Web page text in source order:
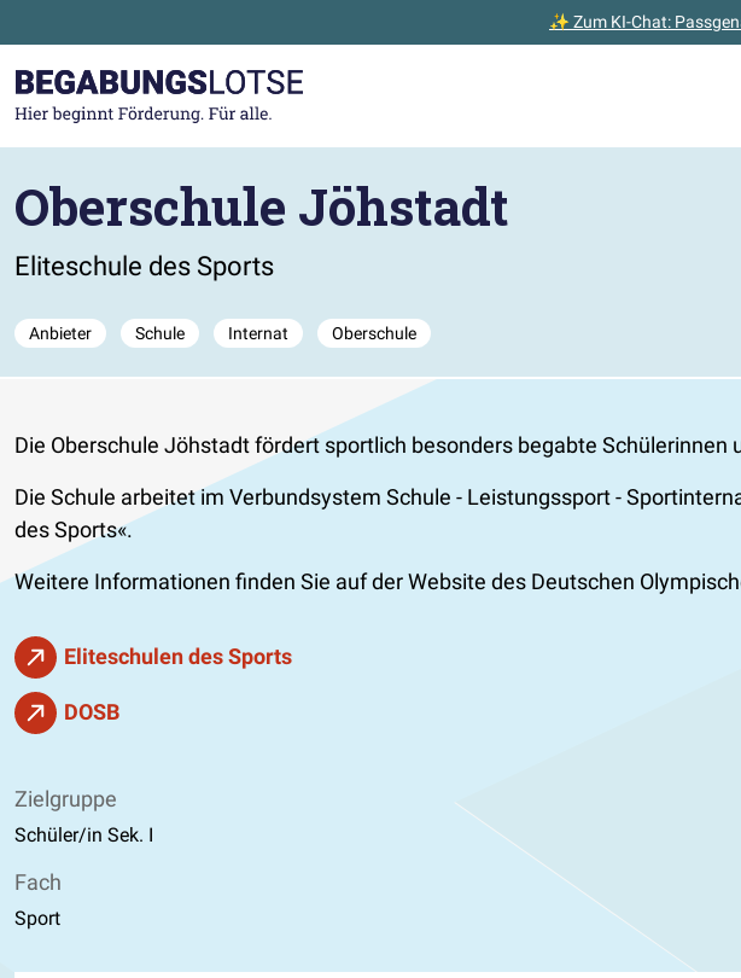
✨ Zum KI-Chat:
Zur Startseite gehen
Oberschule Jöhstadt
Eliteschule des Sports
Anbieter Schule Internat Oberschule
Die Oberschule Jöhstadt fördert sportlich besonders begabte Schülerinnen
Die Schule arbeitet im Verbundsystem Schule - Leistungssport -
des Sports .
Weitere Informationen finden Sie auf der Website des Deutschen
Eliteschulen des Sports
DOSB
Zielgruppe
Schüler/in Sek. I
Fach
Sport